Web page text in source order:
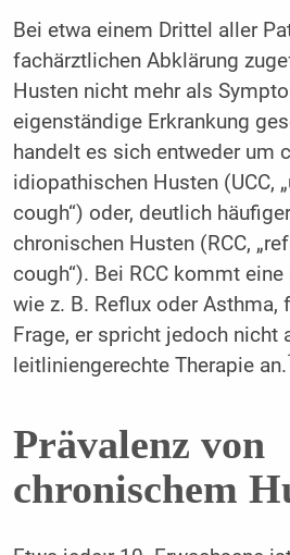
Bei etwa einem Drittel aller
fachärztlichen Abklärung
Husten nicht mehr als
eigenständige Erkrankung
handelt es sich entweder um
idiopathischen Husten (UCC,
cough“) oder, deutlich
chronischen Husten (RCC,
cough“). Bei RCC kommt
wie z. B. Reflux oder Asthma,
Frage, er spricht jedoch nicht
leitliniengerechte Therapie an.
Prävalenz von
chronischem